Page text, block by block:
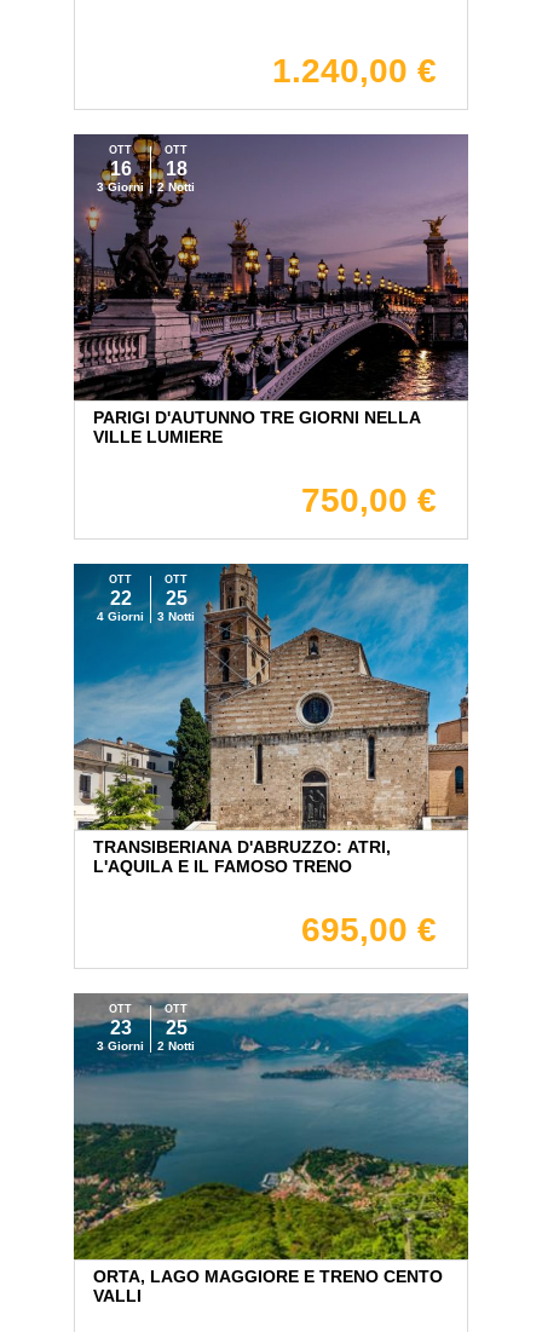
1.240,00 €
OTT
16
3 Giorni
OTT
18
2 Notti
PARIGI D'AUTUNNO TRE GIORNI NELLA
VILLE LUMIERE
750,00 €
OTT
22
4 Giorni
OTT
25
3 Notti
TRANSIBERIANA D'ABRUZZO: ATRI,
L'AQUILA E IL FAMOSO TRENO
695,00 €
OTT
23
3 Giorni
OTT
25
2 Notti
ORTA, LAGO MAGGIORE E TRENO CENTO
VALLI